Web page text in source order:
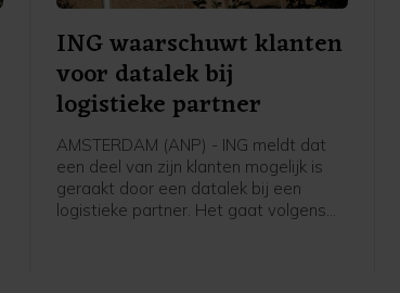
ING waarschuwt klanten
voor datalek bij
logistieke partner
AMSTERDAM (ANP) - ING meldt dat
een deel van zijn klanten mogelijk is
geraakt door een datalek bij een
logistieke partner. Het gaat volgens